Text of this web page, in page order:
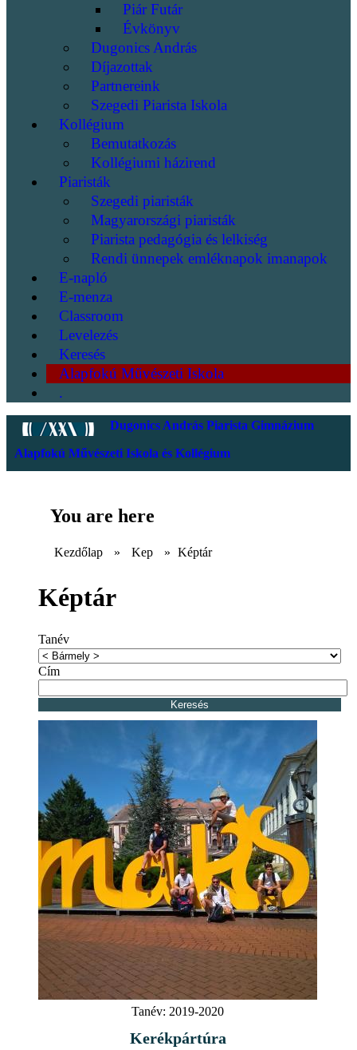
Piár Futár
Évkönyv
Dugonics András
Díjazottak
Partnereink
Szegedi Piarista Iskola
Kollégium
Bemutatkozás
Kollégiumi házirend
Piaristák
Szegedi piaristák
Magyarországi piaristák
Piarista pedagógia és lelkiség
Rendi ünnepek emléknapok imanapok
E-napló
E-menza
Classroom
Levelezés
Keresés
Alapfokú Művészeti Iskola
.
Dugonics András Piarista Gimnázium
Alapfokú Művészeti Iskola és Kollégium
You are here
Kezdőlap » Kep » Képtár
Képtár
Tanév
Cím
Tanév: 2019-2020
Kerékpártúra